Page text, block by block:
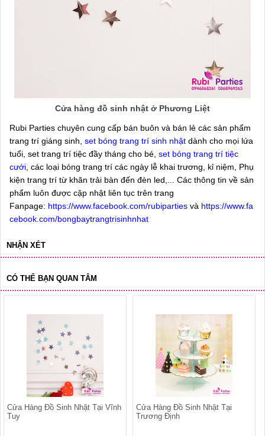
Cửa hàng đồ sinh nhật ở Phương Liệt
Rubi Parties chuyên cung cấp bán buôn và bán lẻ các sản phẩm
trang trí giáng sinh, set bóng trang trí sinh nhật dành cho mọi lứa
tuổi, set trang trí tiệc đầy tháng cho bé, set bóng trang trí tiệc
cưới , các loại bóng trang trí các ngày lễ khai trương, kỉ niệm, Phụ
kiện trang trí từ khăn trải bàn đến đèn led,... Các thông tin về sản
phẩm luôn được cập nhật liên tục trên trang
Fanpage: https://www.facebook.com/rubiparties và https://www.fa
cebook.com/bongbaytrangtrisinhnhat
NHẬN XÉT
CÓ THỂ BẠN QUAN TÂM
Cửa Hàng Đồ Sinh Nhật Tại Vĩnh
Tuy
Cửa Hàng Đồ Sinh Nhật Tại
Trương Định